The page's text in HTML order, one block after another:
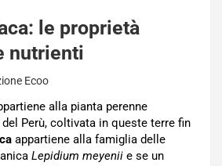
le proprietà
nutrienti
Ecoo
alla pianta perenne
Perù, coltivata in queste terre fin
appartiene alla famiglia delle
Lepidium meyenii e se un